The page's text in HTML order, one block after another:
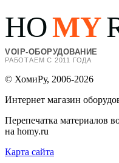
HOMY
VOIP-ОБОРУДОВАНИЕ
РАБОТАЕМ С 2011 ГОДА
© ХомиРу, 2006-2026
Интернет магазин
Перепечатка материалов
на homy.ru
Карта сайта